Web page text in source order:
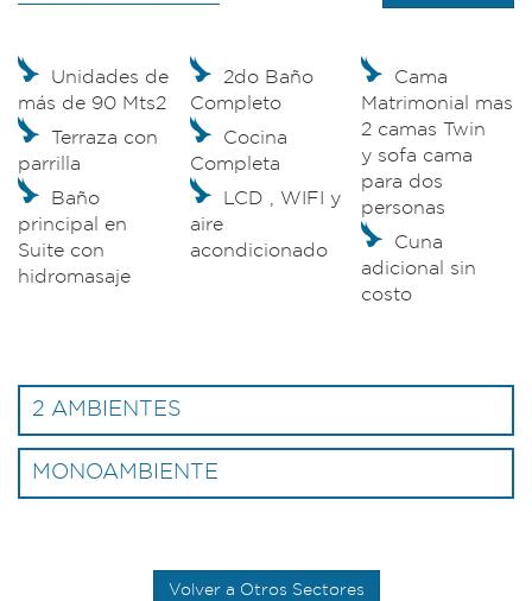
Unidades de
más de 90 Mts2
Terraza con
parrilla
Baño
principal en
Suite con
hidromasaje
2do Baño
Completo
Cocina
Completa
LCD , WIFI y
aire
acondicionado
Cama
Matrimonial mas
2 camas Twin
y sofa cama
para dos
personas
Cuna
adicional sin
costo
2 AMBIENTES
MONOAMBIENTE
Volver a Otros Sectores